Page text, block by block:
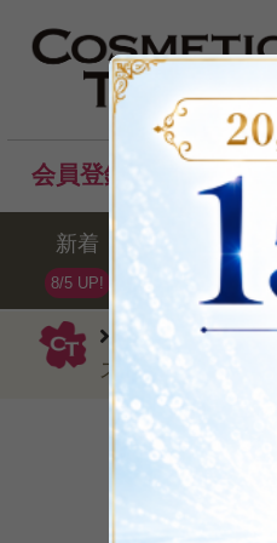
ニールズヤード
スリープボディ
会員登録後のお買い
新着
8/5 UP!
セール